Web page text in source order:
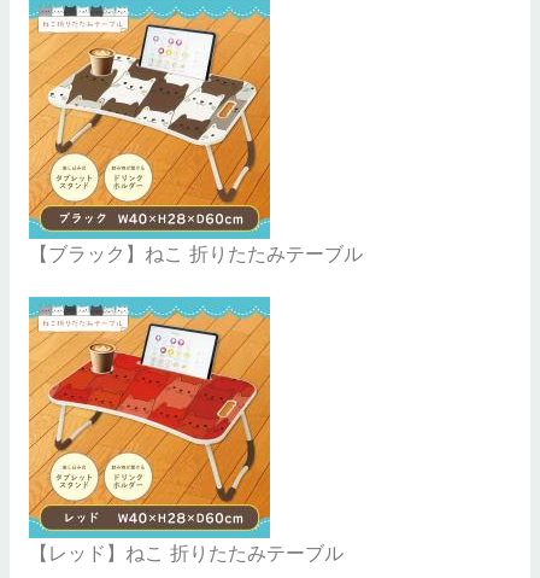
【ブラック】ねこ 折りたたみテーブル
【レッド】ねこ 折りたたみテーブル